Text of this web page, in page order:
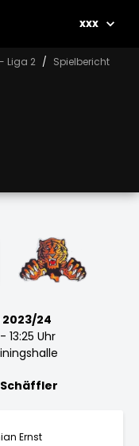
xxx
Liga 2 Spielbericht
24
13:25 Uhr
Ernst